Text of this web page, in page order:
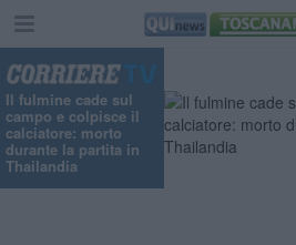
Il fulmine cade sul
campo e colpisce il
calciatore: morto
durante la partita in
Thailandia